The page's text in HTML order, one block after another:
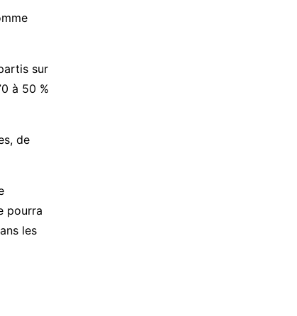
sur
à 50 %
de
pourra
les